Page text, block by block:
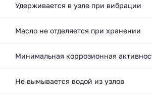
Удерживается в узле при вибрации
Масло не отделяется при хранении
Минимальная коррозионная
Не вымывается водой из узлов